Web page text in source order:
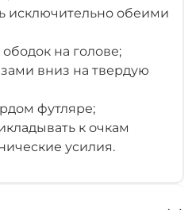
исключительно обеими
на голове;
вниз на твердую
футляре;
к очкам
усилия.